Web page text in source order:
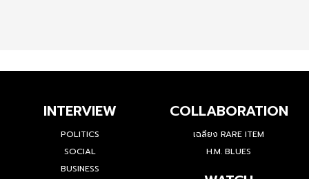
INTERVIEW
POLITICS
SOCIAL
COLLABORATION
เฉลียง RARE ITEM